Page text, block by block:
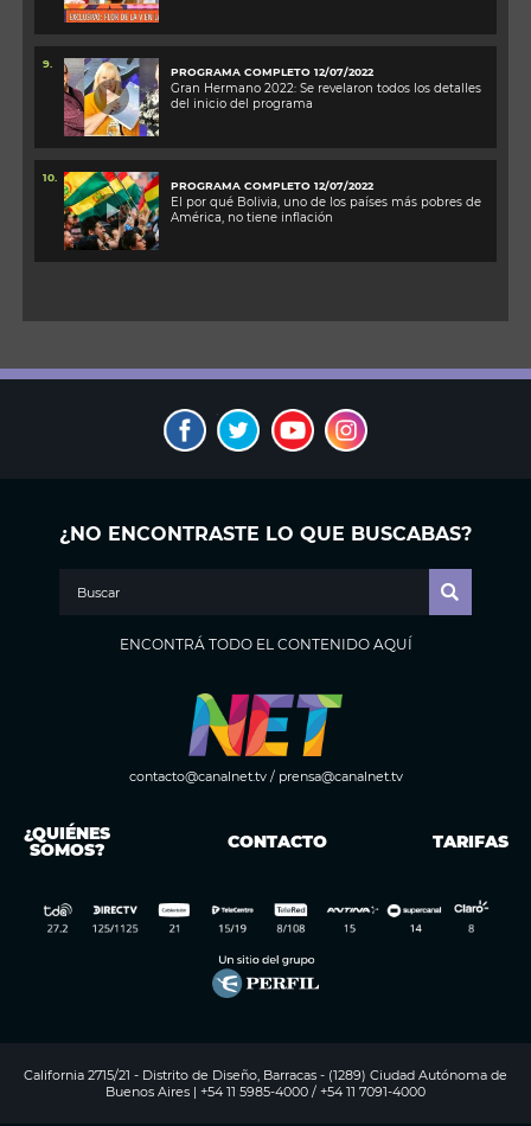
9.
PROGRAMA COMPLETO 12/07/2022
Gran Hermano 2022: Se revelaron todos los detalles
del inicio del programa
10.
PROGRAMA COMPLETO 12/07/2022
El por qué Bolivia, uno de los países más pobres de
América, no tiene inflación
¿NO ENCONTRASTE LO QUE BUSCABAS?
ENCONTRÁ TODO EL CONTENIDO AQUÍ
contacto@canalnet.tv/ prensa@canalnet.tv
¿QUIÉNES
SOMOS? CONTACTO TARIFAS
California 2715/21 - Distrito de Diseño, Barracas - (1289) Ciudad Autónoma de
Buenos Aires | +54 11 5985-4000 / +54 11 7091-4000